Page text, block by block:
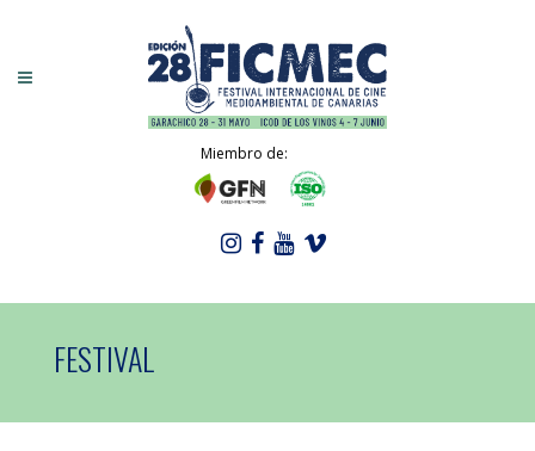
Miembro de:
FESTIVAL